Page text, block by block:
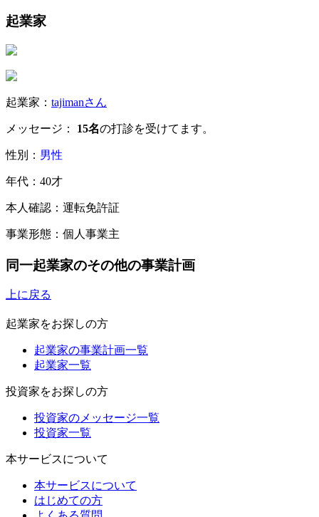
起業家
起業家： tajimanさん
メッセージ： 15名の打診を受けてます。
性別： 男性
年代：40才
本人確認：運転免許証
事業形態：個人事業主
同一起業家のその他の事業計画
上に戻る
起業家をお探しの方
起業家の事業計画一覧
起業家一覧
投資家をお探しの方
投資家のメッセージ一覧
投資家一覧
本サービスについて
本サービスについて
はじめての方